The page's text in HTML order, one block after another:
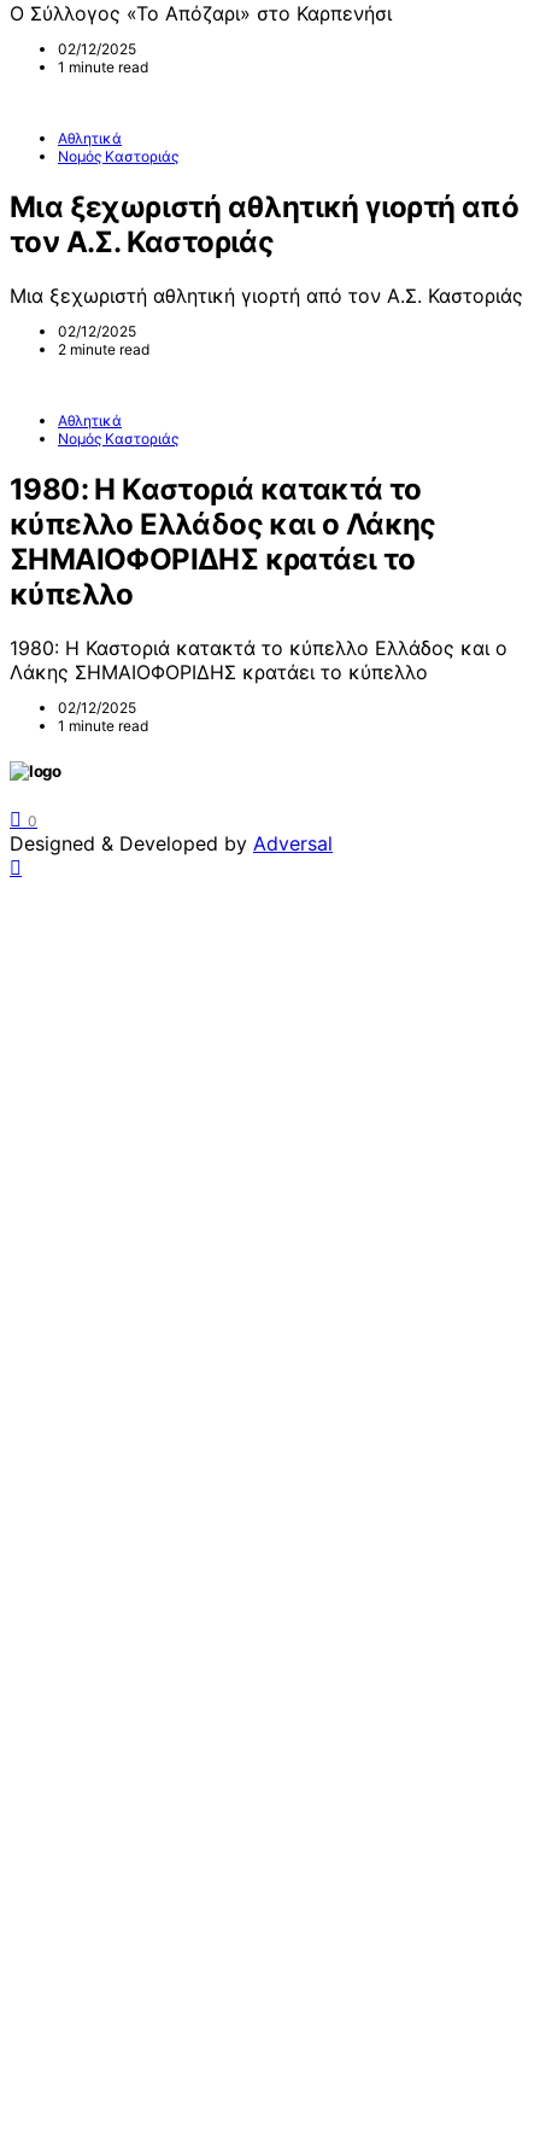
Ο Σύλλογος «Το Απόζαρι» στο Καρπενήσι
02/12/2025
1 minute read
Αθλητικά
Νομός Καστοριάς
Μια ξεχωριστή αθλητική γιορτή από
τον Α.Σ. Καστοριάς
Μια ξεχωριστή αθλητική γιορτή από τον Α.Σ. Καστοριάς
02/12/2025
2 minute read
Αθλητικά
Νομός Καστοριάς
1980: Η Καστοριά κατακτά το
κύπελλο Ελλάδος και ο Λάκης
ΣΗΜΑΙΟΦΟΡΙΔΗΣ κρατάει το
κύπελλο
1980: Η Καστοριά κατακτά το κύπελλο Ελλάδος και ο
Λάκης ΣΗΜΑΙΟΦΟΡΙΔΗΣ κρατάει το κύπελλο
02/12/2025
1 minute read
0
Designed & Developed by Adversal